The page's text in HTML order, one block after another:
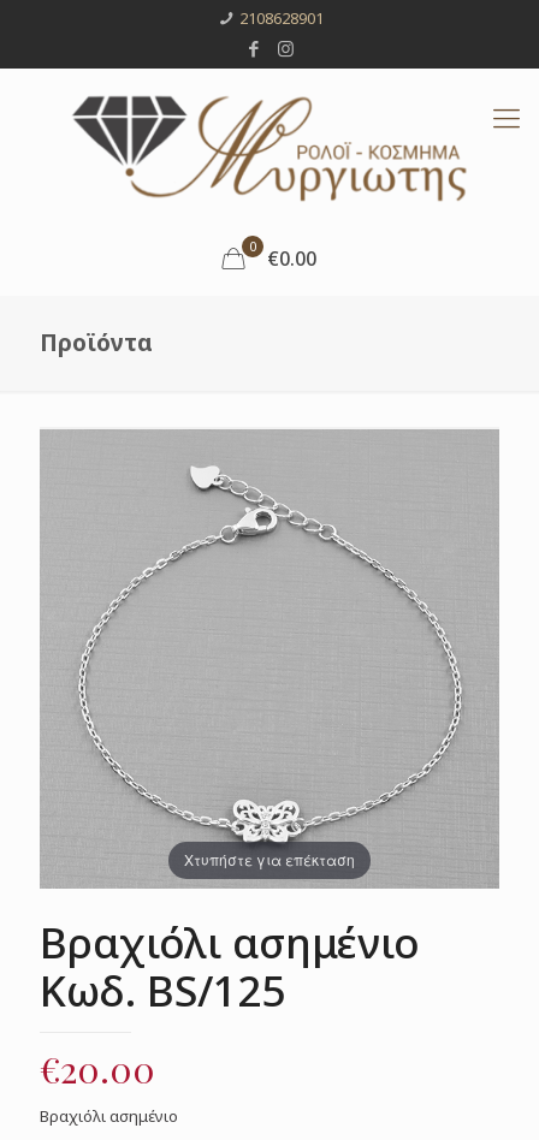
2108628901
0 €0.00
Προϊόντα
Χτυπήστε για επέκταση
Βραχιόλι ασημένιο
Κωδ. BS/125
€20.00
Βραχιόλι ασημένιο